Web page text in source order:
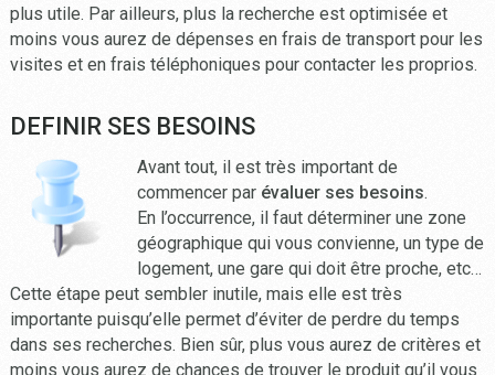
plus utile. Par ailleurs, plus la recherche est optimisée et
moins vous aurez de dépenses en frais de transport pour les
visites et en frais téléphoniques pour contacter les proprios.
DEFINIR SES BESOINS
Avant tout, il est très important de
commencer par évaluer ses besoins.
En l’occurrence, il faut déterminer une zone
géographique qui vous convienne, un type de
logement, une gare qui doit être proche, etc…
Cette étape peut sembler inutile, mais elle est très
importante puisqu’elle permet d’éviter de perdre du temps
dans ses recherches. Bien sûr, plus vous aurez de critères et
moins vous aurez de chances de trouver le produit qu’il vous